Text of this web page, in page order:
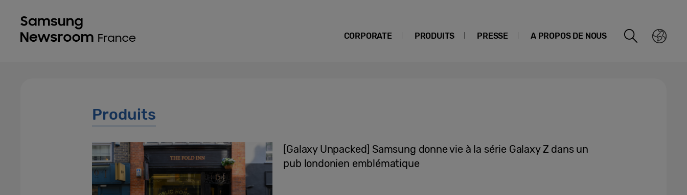
CORPORATE PRODUITS PRESSE A PROPOS DE NOUS
Produits
[Galaxy Unpacked] Samsung donne vie à la série Galaxy Z dans un
pub londonien emblématique